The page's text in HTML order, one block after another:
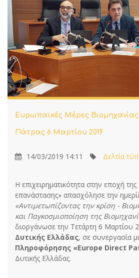
Ευρωπαϊκές Μέρες Βιομηχανίας
Πάτρας 6 Μαρτίου 2019
14/03/2019 14:11 Δελτία
Η επιχειρηματικότητα στην εποχή της
επανάστασης» απασχόλησε την
«Αντιμετωπίζοντας την κρίση -
και Παγκοσμιοποίηση της
διοργάνωσε την Τετάρτη 6 Μαρτίου
Δυτικής Ελλάδας, σε συνεργασία
Πληροφόρησης «Europe Direct
Δυτικής Ελλάδας.